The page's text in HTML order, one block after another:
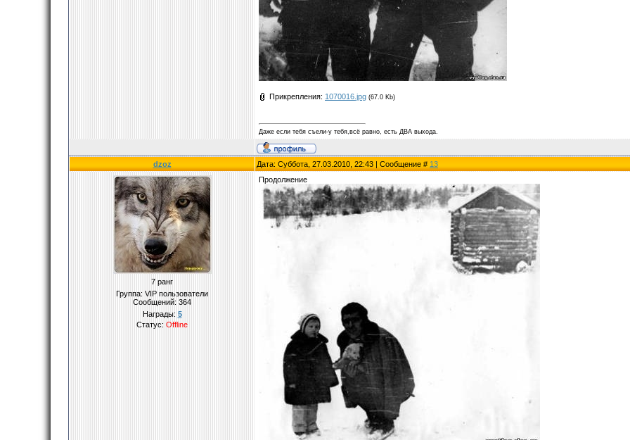
Прикрепления: 1070016.jpg (67.0 Kb)
Даже если тебя съели-у тебя,всё равно, есть ДВА выхода.
dzoz Дата: Суббота, 27.03.2010, 22:43 | Сообщение # 13
7 ранг
Группа: VIP пользователи
Сообщений: 364
Награды: 5
Статус: Offline
Продолжение